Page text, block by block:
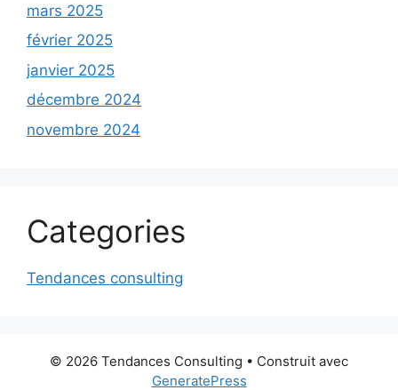
mars 2025
février 2025
janvier 2025
décembre 2024
novembre 2024
Categories
Tendances consulting
© 2026 Tendances Consulting • Construit avec
GeneratePress